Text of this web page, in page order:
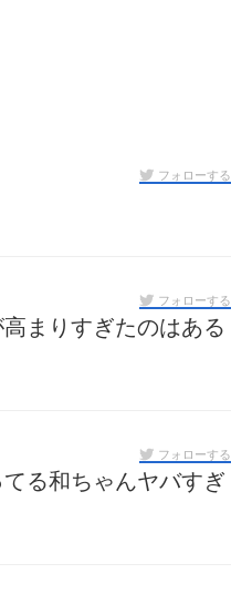
フォローする
フォローする
まりすぎたのはある
フォローする
る和ちゃんヤバすぎ